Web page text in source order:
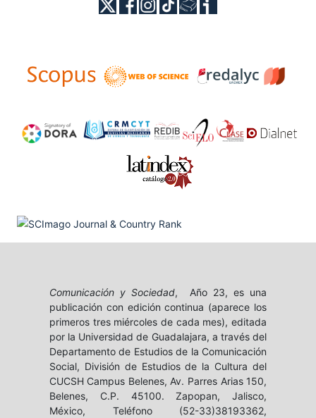
Comunicación y Sociedad, Año 23, es una
publicación con edición continua (aparece los
primeros tres miércoles de cada mes), editada
por la Universidad de Guadalajara, a través del
Departamento de Estudios de la Comunicación
Social, División de Estudios de la Cultura del
CUCSH Campus Belenes, Av. Parres Arias 150,
Belenes, C.P. 45100. Zapopan, Jalisco,
México, Teléfono (52-33)38193362,